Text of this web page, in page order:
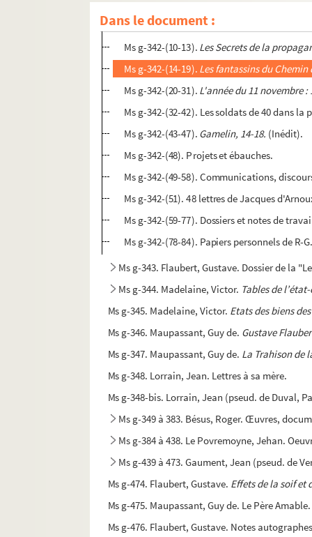
Dans le document :
Ms g-342-(4-5).
Ms g-342-(6-9). Essais, articles et
Ms g-342-(10-13). Les Secrets de la
Ms g-342-(14-19). Les fantassins du Chemin
Ms g-342-(20-31). L'année du 11 novembre :
Ms g-342-(32-42). Les soldats de 40 dans
Ms g-342-(43-47). Gamelin, 14-18. (Inédit).
Ms g-342-(48). Projets et ébauches.
Ms g-342-(49-58). Communications,
Ms g-342-(51). 48 lettres de Jacques
Ms g-342-(59-77). Dossiers et notes de
Ms g-342-(78-84). Papiers personnels de R-
Ms g-343. Flaubert, Gustave. Dossier de la
Ms g-344. Madelaine, Victor. Tables de
Ms g-345. Madelaine, Victor. Etats des biens
Ms g-346. Maupassant, Guy de. Gustave
Ms g-347. Maupassant, Guy de. La Trahison de
Ms g-348. Lorrain, Jean. Lettres à sa mère.
Ms g-348-bis. Lorrain, Jean (pseud. de Duval,
Ms g-349 à 383. Bésus, Roger. Œuvres,
Ms g-384 à 438. Le Povremoyne, Jehan.
Ms g-439 à 473. Gaument, Jean (pseud. de
Ms g-474. Flaubert, Gustave. Effets de la soif et
Ms g-475. Maupassant, Guy de. Le Père
Ms g-476. Flaubert, Gustave. Notes